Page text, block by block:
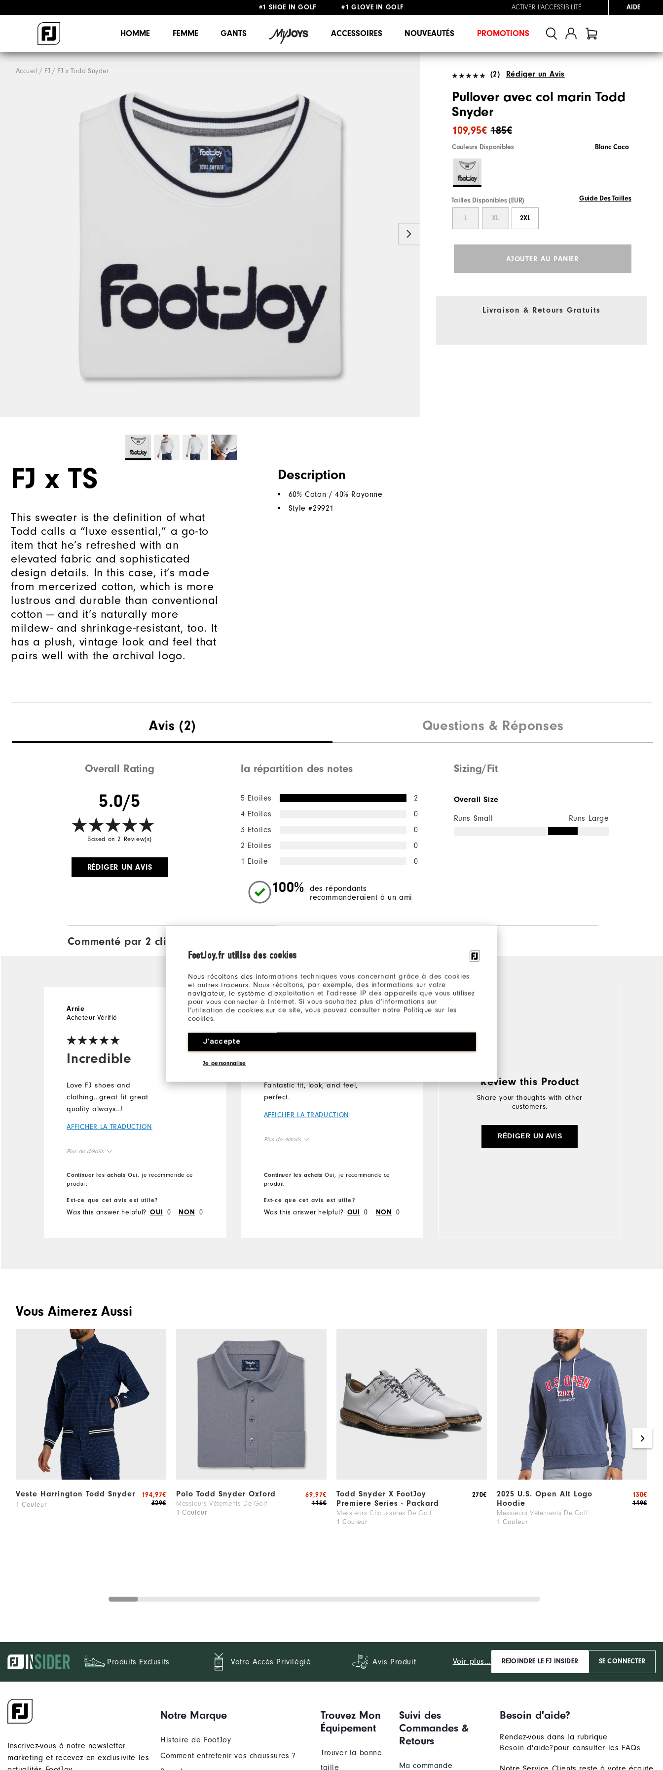
FootJoy.fr utilise des cookies
Nous récoltons des informations techniques vous concernant grâce à des cookies
et autres traceurs. Nous récoltons, par exemple, des informations sur votre
navigateur, le système d’exploitation et l’adresse IP des appareils que vous utilisez
pour vous connecter à Internet. Si vous souhaitez plus d’informations sur
l’utilisation de cookies sur ce site, vous pouvez consulter notre Politique sur les
cookies.
J'accepte
Je personnalise
#1 SHOE IN GOLF #1 GLOVE IN GOLF
ACTIVER L'ACCESSIBILITÉ AIDE
HOMME FEMME GANTS ACCESSOIRES NOUVEAUTÉS PROMOTIONS
Accueil FJ FJ x Todd Snyder (2) Rédiger un Avis
Pullover avec col marin Todd
Snyder
185€
109,95€
Couleurs Disponibles Blanc Coco
Tailles Disponibles (EUR) Guide Des Tailles
L XL 2XL
AJOUTER AU PANIER
Livraison & Retours Gratuits
FJ x TS
This sweater is the definition of what
Todd calls a “luxe essential,” a go-to
item that he’s refreshed with an
elevated fabric and sophisticated
design details. In this case, it’s made
from mercerized cotton, which is more
lustrous and durable than conventional
cotton — and it’s naturally more
mildew- and shrinkage-resistant, too. It
has a plush, vintage look and feel that
pairs well with the archival logo.
Description
60% Coton / 40% Rayonne
Style #29921
Avis (2) Questions & Réponses
Overall Rating
5.0/5
Based on 2 Review(s)
RÉDIGER UN AVIS
la répartition des notes
5 Etoiles
2
4 Etoiles
0
3 Etoiles
0
2 Etoiles
0
1 Etoile
0
100%
des répondants
recommanderaient à un ami
Sizing/Fit
Overall Size
Runs Small Runs Large
Commenté par 2 clients
Incredible
il y a 3 ans
Arnie
Acheteur Vérifié
Love FJ shoes and
clothing…great fit great
quality always…!
AFFICHER LA TRADUCTION
Plus de détails
Overall Size
Continuer les achats Oui, je recommande ce
produit
Est-ce que cet avis est utile?
Was this answer helpful? OUI 0 NON 0
Ideal
il y a 3 ans
Christopher
Fantastic fit, look, and feel,
perfect.
AFFICHER LA TRADUCTION
Plus de détails
Runs Small
Comfort
Continuer les achats Oui, je recommande ce
produit
Est-ce que cet avis est utile?
Was this answer helpful? OUI 0 NON 0
Review this Product
Share your thoughts with other
customers.
RÉDIGER UN AVIS
Vous Aimerez Aussi
Veste Harrington Todd Snyder
1 Couleur 329€
194,97€ Polo Todd Snyder Oxford
Messieurs Vêtements De Golf
1 Couleur
115€
69,97€
Todd Snyder X FootJoy
Premiere Series - Packard
Messieurs Chaussures De Golf
1 Couleur
270€
2025 U.S. Open Alt Logo
Hoodie
Messieurs Vêtements De Golf
1 Couleur
149€
130€
Produits Exclusifs Votre Accès Privilégié Avis Produit Voir plus... REJOINDRE LE FJ INSIDER SE CONNECTER
Inscrivez-vous à notre newsletter
marketing et recevez en exclusivité les
Notre Marque
Histoire de FootJoy
Comment entretenir vos chaussures ?
Trouvez Mon
Équipement
Trouver la bonne
taille
Suivi des
Commandes &
Retours
Ma commande
Besoin d'aide?
Rendez-vous dans la rubrique
Besoin d'aide?pour consulter les FAQs